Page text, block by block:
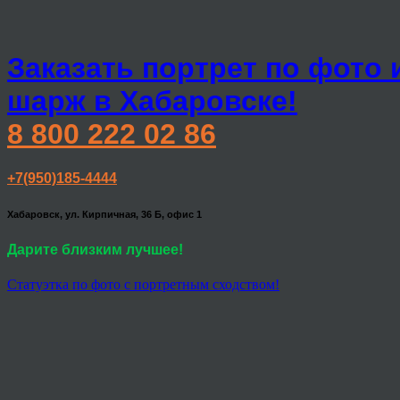
Заказать портрет по фото
шарж в Хабаровске!
8 800 222 02 86
+7(950)185-4444
Хабаровск, ул. Кирпичная, 36 Б, офис 1
Дарите близким лучшее!
Статуэтка по фото с портретным сходством!